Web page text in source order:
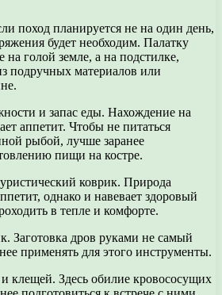
поход планируется не на один день,
будет необходим. Палатку
на голой земле, а на подстилке,
подручных материалов или
и запас еды. Нахождение на
аппетит. Чтобы не питаться
рыбой, лучше заранее
пищи на костре.
коврик. Природа
однако и навевает здоровый
в тепле и комфорте.
Заготовка дров руками не самый
применять для этого инструменты.
клещей. Здесь обилие кровососущих